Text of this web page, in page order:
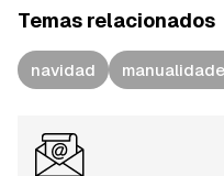
Temas relacionados
navidad